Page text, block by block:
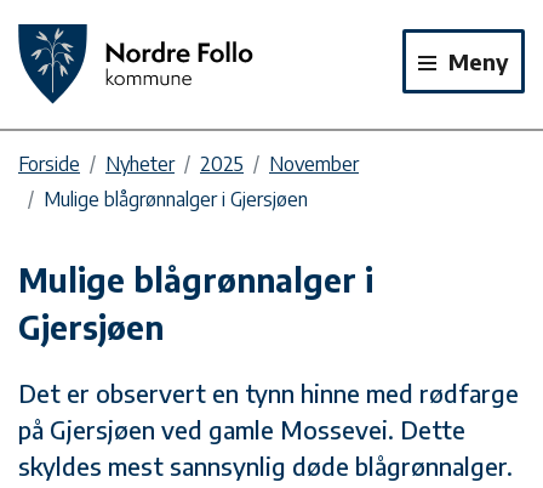
Meny
Forside Nyheter 2025
November
Mulige blågrønnalger i Gjersjøen
Mulige blågrønnalger i
Gjersjøen
Det er observert en tynn hinne med rødfarge
på Gjersjøen ved gamle Mossevei. Dette
skyldes mest sannsynlig døde blågrønnalger.